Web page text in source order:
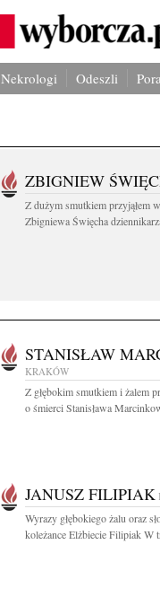
Nekrologi Odeszli
ZBIGNIEW
Z dużym smutkiem przyjąłem
Zbigniewa Święcha
STANISŁAW
KRAKÓW
Z głębokim smutkiem i żalem
o śmierci Stanisława
JANUSZ FILIPIAK
Wyrazy głębokiego żalu oraz
koleżance Elżbiecie Filipiak W